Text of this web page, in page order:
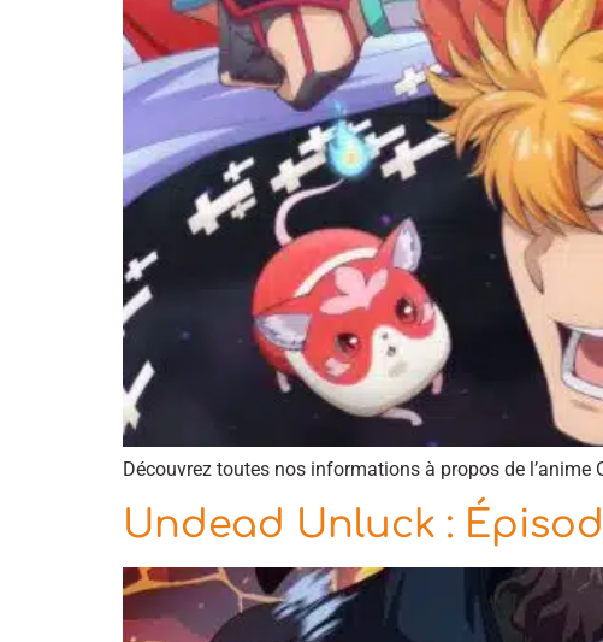
Découvrez toutes nos informations à propos de l’anime
Undead Unluck :